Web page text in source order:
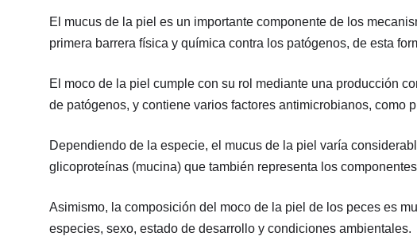
El mucus de la piel es un importante componente de los
primera barrera física y química contra los patógenos, de esta
El moco de la piel cumple con su rol mediante una producción
de patógenos, y contiene varios factores antimicrobianos, como
Dependiendo de la especie, el mucus de la piel varía
glicoproteínas (mucina) que también representa los
Asimismo, la composición del moco de la piel de los peces es
especies, sexo, estado de desarrollo y condiciones ambientales.